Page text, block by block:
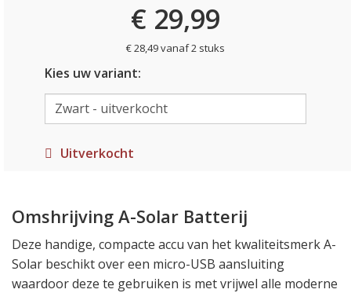
€ 29,99
€ 28,49 vanaf 2 stuks
Kies uw variant:
Uitverkocht
Omshrijving A-Solar Batterij
Deze handige, compacte accu van het kwaliteitsmerk A-
Solar beschikt over een micro-USB aansluiting
waardoor deze te gebruiken is met vrijwel alle moderne